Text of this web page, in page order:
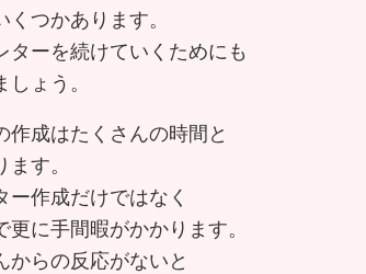
つかあります。
ターを続けていくためにも
ょう。
作成はたくさんの時間と
す。
ー作成だけではなく
更に手間暇がかかります。
からの反応がないと